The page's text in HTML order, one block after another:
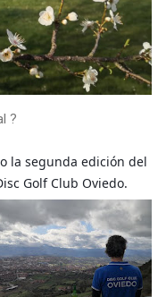
?
la segunda edición del
Golf Club Oviedo.